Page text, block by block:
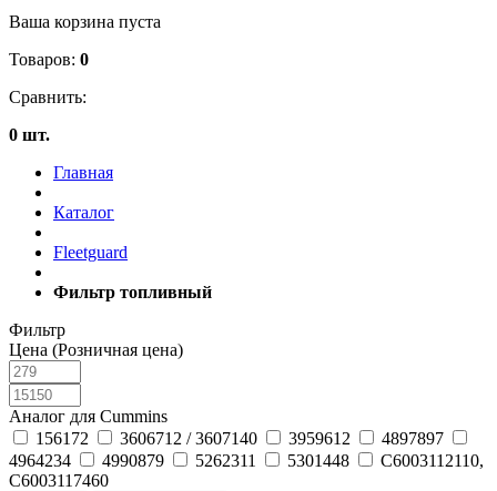
Ваша корзина пуста
Товаров: 0
Сравнить:
0 шт.
Главная
Каталог
Fleetguard
Фильтр топливный
Фильтр
Цена (Розничная цена)
Аналог для Cummins
156172
3606712 / 3607140 3959612
4897897
4964234
4990879 5262311 5301448
C6003112110,
C6003117460